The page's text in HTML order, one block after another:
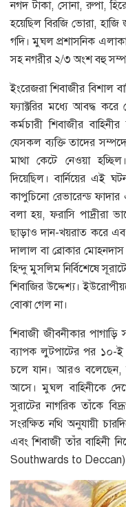
নগদ টাকা, সোনা, রুপা,
হয়েছিল বিরজি ভোরা, হাজি
গদি। মুঘল প্রশাসনিক
সহ নগরীর ২/৩ অংশ বহু
ইংরেজরা শিবাজীর বিশাল
ফ্যাক্টরির মধ্যে আবদ্ধ
কর্মচারী শিবাজীর
যেসকল ব্যক্তি তাদের
মাথা কেটে নেওয়া
দিয়েছিল। বার্নিয়ের এই
কাপুচিনো রেভারেন্ড ফাদার
বলা হয়, ফরাসি পাদ্রীরা
ছাড়াও দান-খয়রাত করে
দালাল বা ব্রোকার
হিন্দু মুসলিম নির্বিশেষে
শিবাজির উদ্দেশ্য।
বোঝা গেল না।
শিবাজী জীবনীকার পাগাড়ি
ব্যাপক লুটপাটের পর ১০-ই
চলে যান। আরও বলেছেন,
আসে। মুঘল বাহিনীকে
সুরাটের নাগরিক তাঁকে
সংরক্ষিত নথি অনুযায়ী
এবং শিবাজী তাঁর বাহিনী
Southwards to